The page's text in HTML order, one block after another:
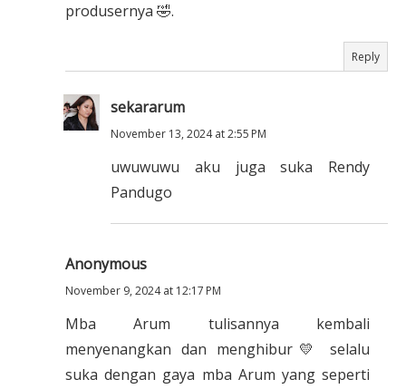
produsernya 🤣.
Reply
sekararum
November 13, 2024 at 2:55 PM
uwuwuwu aku juga suka Rendy
Pandugo
Anonymous
November 9, 2024 at 12:17 PM
Mba Arum tulisannya kembali
menyenangkan dan menghibur💛 selalu
suka dengan gaya mba Arum yang seperti